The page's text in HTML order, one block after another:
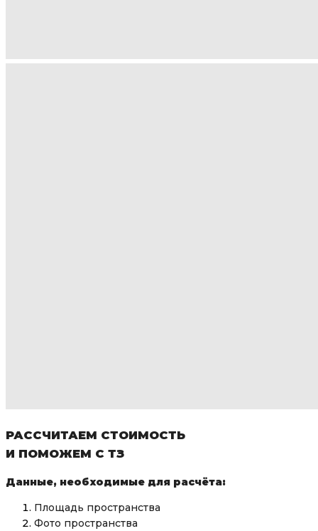
РАССЧИТАЕМ СТОИМОСТЬ
И ПОМОЖЕМ С ТЗ
Данные, необходимые для расчёта:
Площадь пространства
Фото пространства